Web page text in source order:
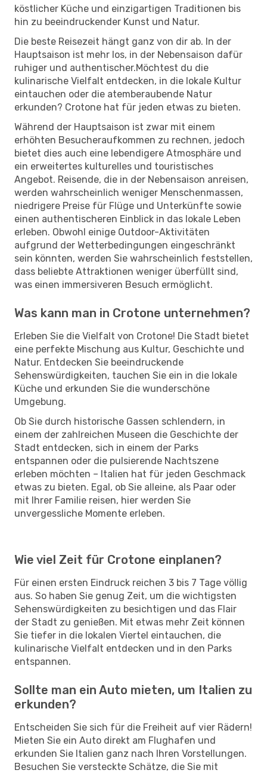
köstlicher Küche und einzigartigen Traditionen bis
hin zu beeindruckender Kunst und Natur.
Die beste Reisezeit hängt ganz von dir ab. In der
Hauptsaison ist mehr los, in der Nebensaison dafür
ruhiger und authentischer.Möchtest du die
kulinarische Vielfalt entdecken, in die lokale Kultur
eintauchen oder die atemberaubende Natur
erkunden? Crotone hat für jeden etwas zu bieten.
Während der Hauptsaison ist zwar mit einem
erhöhten Besucheraufkommen zu rechnen, jedoch
bietet dies auch eine lebendigere Atmosphäre und
ein erweitertes kulturelles und touristisches
Angebot. Reisende, die in der Nebensaison anreisen,
werden wahrscheinlich weniger Menschenmassen,
niedrigere Preise für Flüge und Unterkünfte sowie
einen authentischeren Einblick in das lokale Leben
erleben. Obwohl einige Outdoor-Aktivitäten
aufgrund der Wetterbedingungen eingeschränkt
sein könnten, werden Sie wahrscheinlich feststellen,
dass beliebte Attraktionen weniger überfüllt sind,
was einen immersiveren Besuch ermöglicht.
Was kann man in Crotone unternehmen?
Erleben Sie die Vielfalt von Crotone! Die Stadt bietet
eine perfekte Mischung aus Kultur, Geschichte und
Natur. Entdecken Sie beeindruckende
Sehenswürdigkeiten, tauchen Sie ein in die lokale
Küche und erkunden Sie die wunderschöne
Umgebung.
Ob Sie durch historische Gassen schlendern, in
einem der zahlreichen Museen die Geschichte der
Stadt entdecken, sich in einem der Parks
entspannen oder die pulsierende Nachtszene
erleben möchten – Italien hat für jeden Geschmack
etwas zu bieten. Egal, ob Sie alleine, als Paar oder
mit Ihrer Familie reisen, hier werden Sie
unvergessliche Momente erleben.
Wie viel Zeit für Crotone einplanen?
Für einen ersten Eindruck reichen 3 bis 7 Tage völlig
aus. So haben Sie genug Zeit, um die wichtigsten
Sehenswürdigkeiten zu besichtigen und das Flair
der Stadt zu genießen. Mit etwas mehr Zeit können
Sie tiefer in die lokalen Viertel eintauchen, die
kulinarische Vielfalt entdecken und in den Parks
entspannen.
Sollte man ein Auto mieten, um Italien zu
erkunden?
Entscheiden Sie sich für die Freiheit auf vier Rädern!
Mieten Sie ein Auto direkt am Flughafen und
erkunden Sie Italien ganz nach Ihren Vorstellungen.
Besuchen Sie versteckte Schätze, die Sie mit